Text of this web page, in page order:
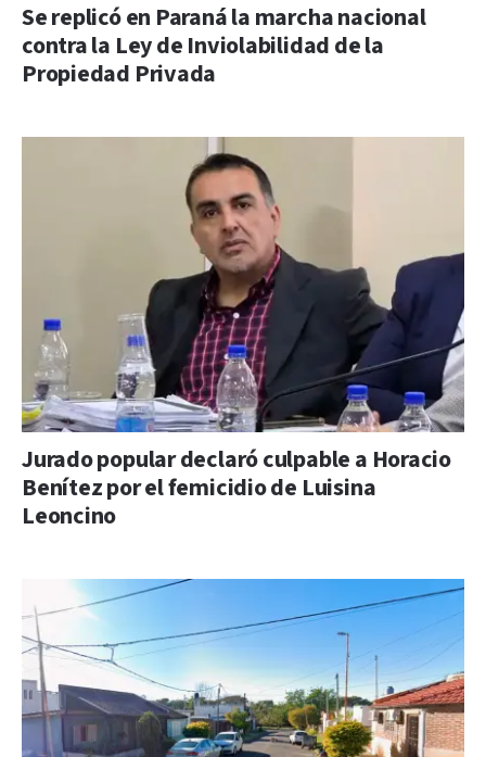
Se replicó en Paraná la marcha nacional
contra la Ley de Inviolabilidad de la
Propiedad Privada
Jurado popular declaró culpable a Horacio
Benítez por el femicidio de Luisina
Leoncino